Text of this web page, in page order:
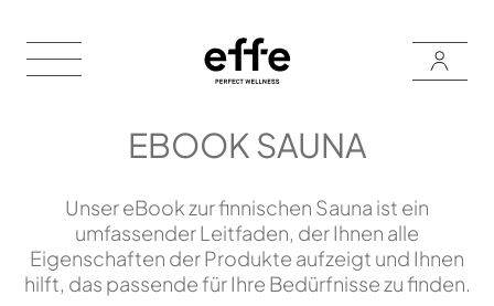
EBOOK SAUNA
Unser eBook zur finnischen Sauna ist ein
umfassender Leitfaden, der Ihnen alle
Eigenschaften der Produkte aufzeigt und Ihnen
hilft, das passende für Ihre Bedürfnisse zu finden.